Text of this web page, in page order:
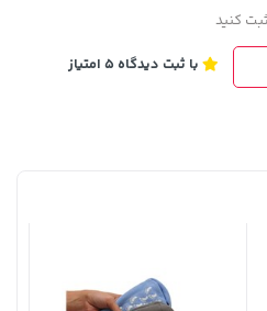
141,000 تومان
کنید
با ثبت دیدگاه 5 امتیاز